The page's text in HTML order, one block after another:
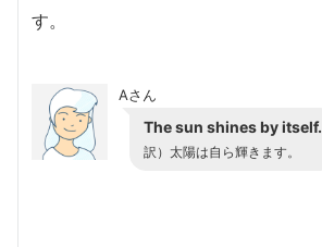
す。
Aさん
The sun shines by itself.
訳）太陽は自ら輝きます。